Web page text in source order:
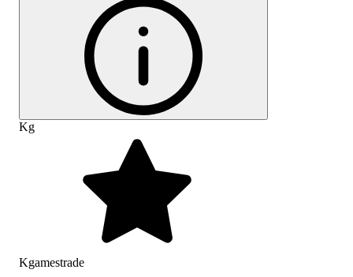
Kg
Kgamestrade